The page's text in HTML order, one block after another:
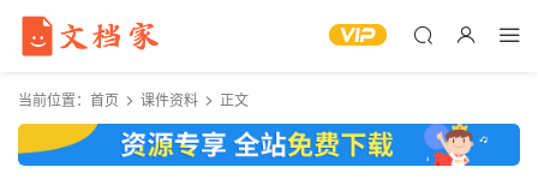
当前位置： 首页 课件资料 正文